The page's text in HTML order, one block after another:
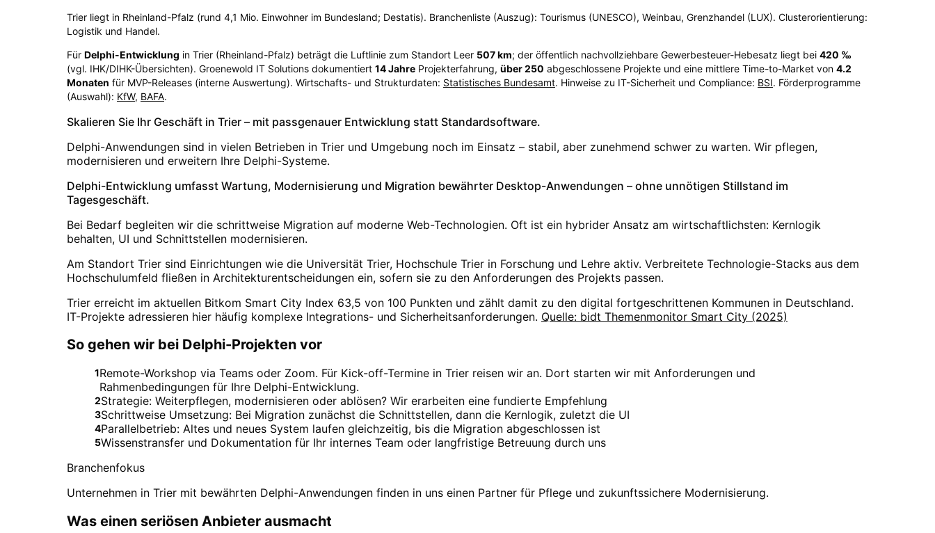
Trier liegt in Rheinland-Pfalz (rund 4,1 Mio. Einwohner im Bundesland; Destatis). Branchenliste (Auszug): Tourismus (UNESCO), Weinbau, Grenzhandel (LUX). Clusterorientierung:
Logistik und Handel.
Für Delphi-Entwicklung in Trier (Rheinland-Pfalz) beträgt die Luftlinie zum Standort Leer 507km; der öffentlich nachvollziehbare Gewerbesteuer-Hebesatz liegt bei 420 ‰
(vgl. IHK/DIHK-Übersichten). Groenewold IT Solutions dokumentiert 14Jahre Projekterfahrung, über250 abgeschlossene Projekte und eine mittlere Time-to-Market von 4.2
Monaten für MVP-Releases (interne Auswertung). Wirtschafts- und Strukturdaten: Statistisches Bundesamt. Hinweise zu IT-Sicherheit und Compliance: BSI. Förderprogramme
(Auswahl): KfW, BAFA.
Skalieren Sie Ihr Geschäft in Trier – mit passgenauer Entwicklung statt Standardsoftware.
Delphi-Anwendungen sind in vielen Betrieben in Trier und Umgebung noch im Einsatz – stabil, aber zunehmend schwer zu warten. Wir pflegen,
modernisieren und erweitern Ihre Delphi-Systeme.
Delphi-Entwicklung umfasst Wartung, Modernisierung und Migration bewährter Desktop-Anwendungen – ohne unnötigen Stillstand im
Tagesgeschäft.
Bei Bedarf begleiten wir die schrittweise Migration auf moderne Web-Technologien. Oft ist ein hybrider Ansatz am wirtschaftlichsten: Kernlogik
behalten, UI und Schnittstellen modernisieren.
Am Standort Trier sind Einrichtungen wie die Universität Trier, Hochschule Trier in Forschung und Lehre aktiv. Verbreitete Technologie-Stacks aus dem
Hochschulumfeld fließen in Architekturentscheidungen ein, sofern sie zu den Anforderungen des Projekts passen.
Trier erreicht im aktuellen Bitkom Smart City Index 63,5 von 100 Punkten und zählt damit zu den digital fortgeschrittenen Kommunen in Deutschland.
IT-Projekte adressieren hier häufig komplexe Integrations- und Sicherheitsanforderungen. Quelle: bidt Themenmonitor Smart City (2025)
So gehen wir bei Delphi-Projekten vor
1Remote-Workshop via Teams oder Zoom. Für Kick-off-Termine in Trier reisen wir an. Dort starten wir mit Anforderungen und
Rahmenbedingungen für Ihre Delphi-Entwicklung.
2Strategie: Weiterpflegen, modernisieren oder ablösen? Wir erarbeiten eine fundierte Empfehlung
3Schrittweise Umsetzung: Bei Migration zunächst die Schnittstellen, dann die Kernlogik, zuletzt die UI
4Parallelbetrieb: Altes und neues System laufen gleichzeitig, bis die Migration abgeschlossen ist
5Wissenstransfer und Dokumentation für Ihr internes Team oder langfristige Betreuung durch uns
Branchenfokus
Unternehmen in Trier mit bewährten Delphi-Anwendungen finden in uns einen Partner für Pflege und zukunftssichere Modernisierung.
Was einen seriösen Anbieter ausmacht